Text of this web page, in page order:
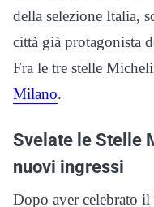
della selezione Italia,
città già protagonista
Fra le tre stelle
Milano.
Svelate le Stelle
nuovi ingressi
Dopo aver celebrato